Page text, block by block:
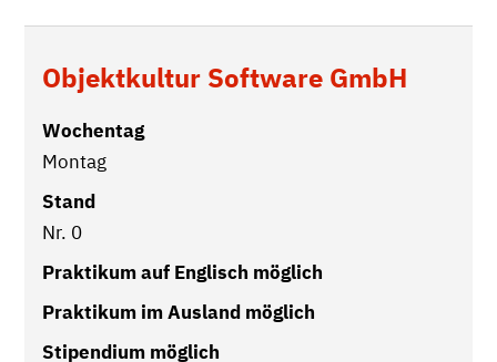
Objektkultur Software GmbH
Montag
Nr. 0